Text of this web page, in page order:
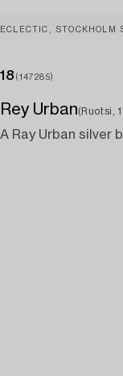
ECLECTIC, STOCKHOLM
18 (147285)
Rey Urban(Ruotsi,
A Ray Urban silver